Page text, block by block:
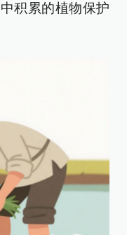
积累的植物保护